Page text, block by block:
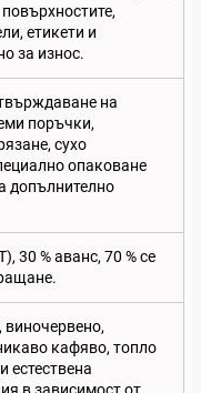
етикети и
за износ.
на
поръчки,
сухо
опаковане
допълнително
30 % аванс, 70 % се
кафяво, топло
естествена
в зависимост от